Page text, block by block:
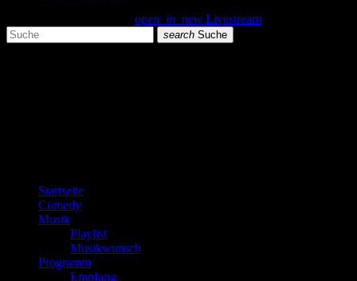
open_in_new Livestream
search Suche
Startseite
Comedy
Musik
Playlist
Musikwunsch
Programm
Empfang